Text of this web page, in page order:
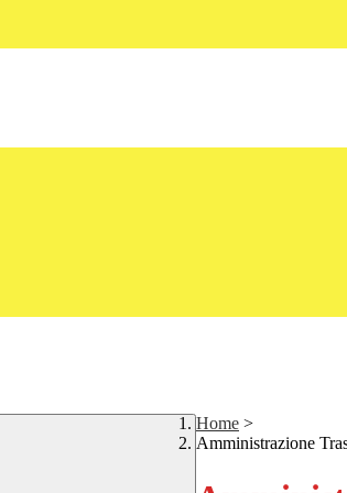
Home >
Amministrazione